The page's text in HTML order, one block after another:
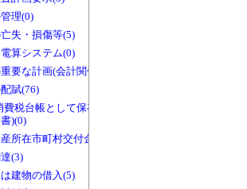
理(0)
失・損傷等(5)
算システム(0)
要な計画(会計関係)(0)
賦(76)
費税台帳として保存する債権発
)(0)
所在市町村交付金(1)
(3)
建物の借入(5)